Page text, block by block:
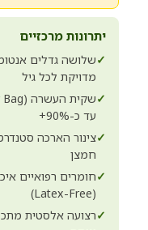
יתרונות מרכזיים
✓שלושה גדלים
מדויקת לכל גיל
✓
עד כ-90%+
✓
חמצן
✓
(Latex-Free)
✓רצועה אלסטית